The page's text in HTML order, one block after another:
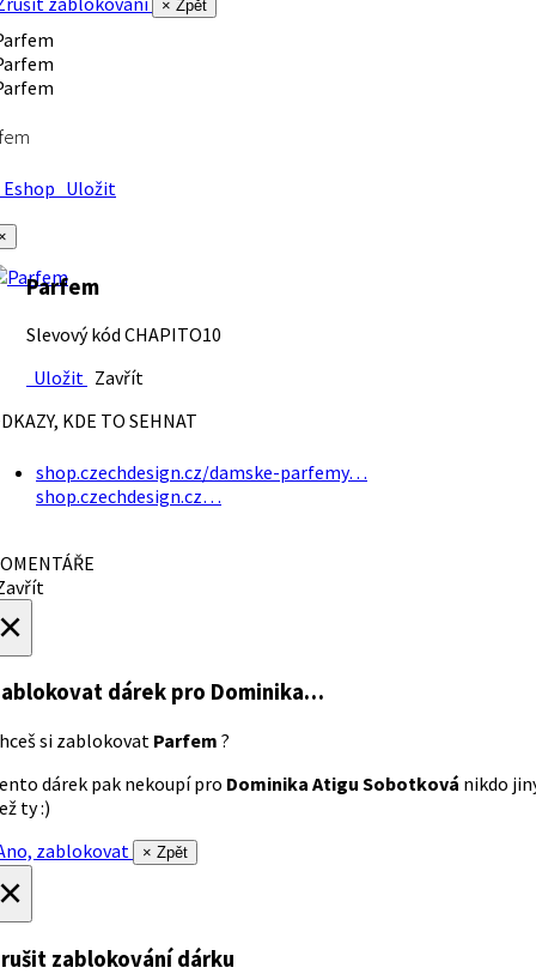
× Zpět
Uložit
Parfem
Slevový kód CHAPITO10
Uložit Zavřít
KDE TO SEHNAT
shop.czechdesign.cz/damske-parfemy…
shop.czechdesign.cz…
dárek pro Dominika…
si zablokovat Parfem ?
dárek pak nekoupí pro Dominika Atigu Sobotková nikdo
ty :)
zablokovat
× Zpět
zablokování dárku